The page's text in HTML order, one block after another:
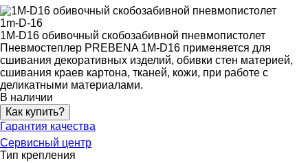
1m-D-16
1M-D16 обивочный скобозабивной пневмопистолет
Пневмостеплер PREBENA 1M-D16 применяется для
сшивания декоративных изделий, обивки стен материей,
сшивания краев картона, тканей, кожи, при работе с
деликатными материалами.
В наличии
Как купить?
Гарантия качества
Сервисный центр
Тип крепления